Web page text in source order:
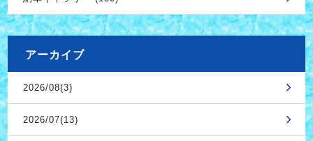
アーカイブ
2026/08(3)
2026/07(13)